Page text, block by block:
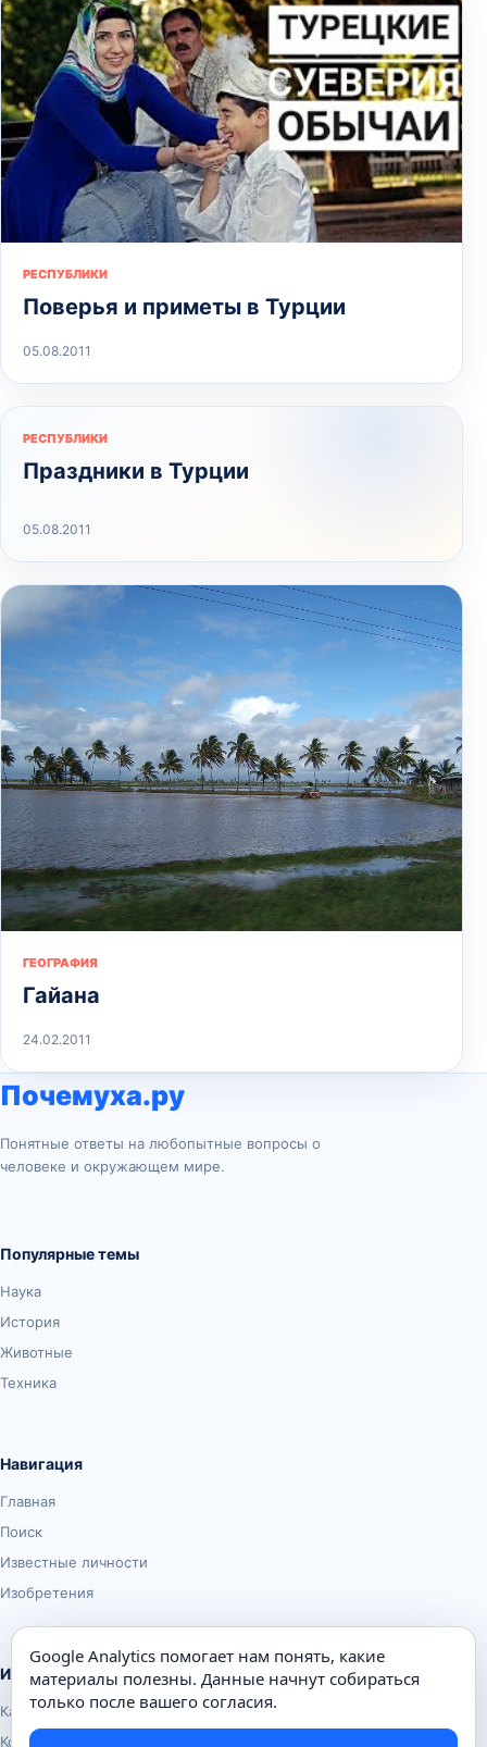
РЕСПУБЛИКИ
Поверья и приметы в Турции
05.08.2011
РЕСПУБЛИКИ
Праздники в Турции
05.08.2011
ГЕОГРАФИЯ
Гайана
24.02.2011
Почемуха.ру
Понятные ответы на любопытные вопросы о
человеке и окружающем мире.
Популярные темы
Наука
История
Животные
Техника
Навигация
Главная
Поиск
Известные личности
Изобретения
Информация
Карта сайта
Контакты
Google Analytics помогает нам понять, какие
материалы полезны. Данные начнут собираться
только после вашего согласия.